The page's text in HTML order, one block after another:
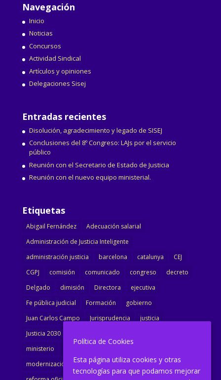
Navegación
Inicio
Noticias
Concursos
Actividad Sindical
Artículos y opiniones
Delegaciones Sisej
Entradas recientes
Disolución, agradecimiento y legado de SISEJ
Conclusiones del 8º Congreso: LAJs por el servicio
público
Reunión con el Secretario de Estado de Justicia
Reunión con el nuevo equipo ministerial.
Etiquetas
Abigail Fernández
Adecuación salarial
Administración de Justicia Inteligente
administración justicia
barcelona catalunya
CEJ
CGPJ
comisión comunicado congreso
decreto
Delgado
dimisión Directora
ejecutiva
Fe pública judicial
Formación
gobierno
Juan Carlos Campo
Jurisprudencia
justicia
Justicia 2030
ministerio
modernización
noticias Portavoz
reforma
Política de Cookies
Esta página utiliza cookies y otras
tecnologías para que podamos mejorar